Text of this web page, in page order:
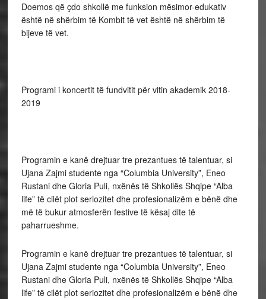
Doemos që çdo shkollë me funksion mësimor-edukativ
është në shërbim të Kombit të vet është në shërbim të
bijeve të vet.
Programi i koncertit të fundvitit për vitin akademik 2018-
2019
Programin e kanë drejtuar tre prezantues të talentuar, si
Ujana Zajmi studente nga “Columbia University”, Eneo
Rustani dhe Gloria Puli, nxënës të Shkollës Shqipe “Alba
life” të cilët plot seriozitet dhe profesionalizëm e bënë dhe
më të bukur atmosferën festive të kësaj dite të
paharrueshme.
Programin e kanë drejtuar tre prezantues të talentuar, si
Ujana Zajmi studente nga “Columbia University”, Eneo
Rustani dhe Gloria Puli, nxënës të Shkollës Shqipe “Alba
life” të cilët plot seriozitet dhe profesionalizëm e bënë dhe